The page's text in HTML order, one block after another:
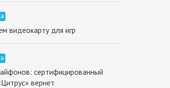
видеокарту для игр
сертифицированный
вернет